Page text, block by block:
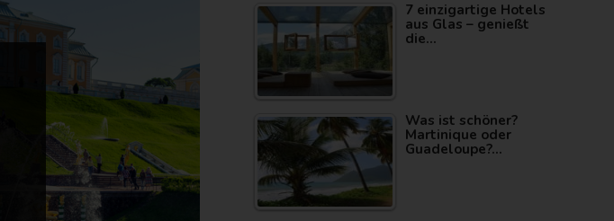
7 einzigartige Hotels
aus Glas – genießt
die…
Was ist schöner?
Martinique oder
Guadeloupe?…